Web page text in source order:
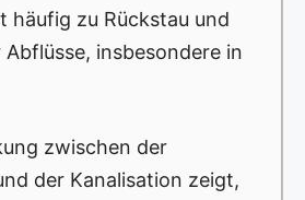
häufig zu Rückstau und
insbesondere in
zwischen der
der Kanalisation zeigt,